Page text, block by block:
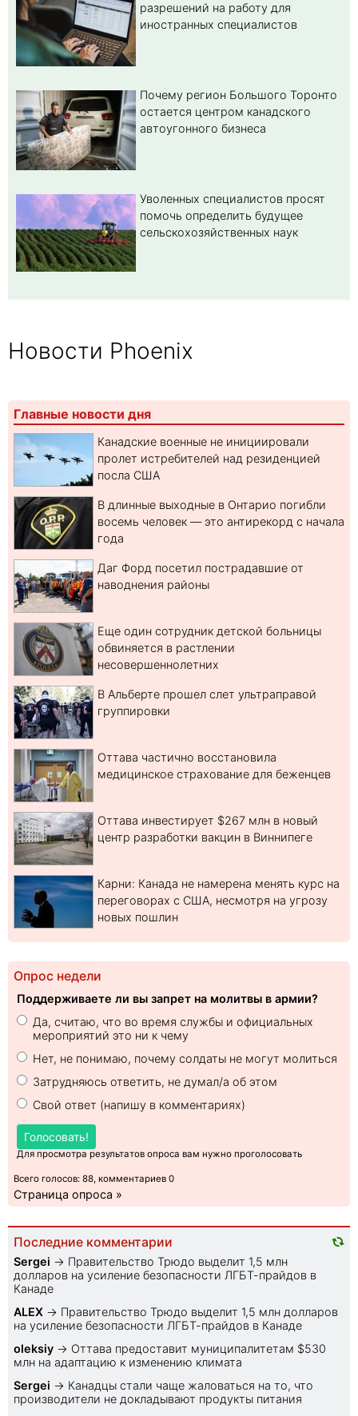
разрешений на работу для
иностранных специалистов
Почему регион Большого Торонто
остается центром канадского
автоугонного бизнеса
Уволенных специалистов просят
помочь определить будущее
сельскохозяйственных наук
Новости Phoenix
Главные новости дня
Канадские военные не инициировали
пролет истребителей над резиденцией
посла США
В длинные выходные в Онтарио погибли
восемь человек — это антирекорд с начала
года
Даг Форд посетил пострадавшие от
наводнения районы
Еще один сотрудник детской больницы
обвиняется в растлении
несовершеннолетних
В Альберте прошел слет ультраправой
группировки
Оттава частично восстановила
медицинское страхование для беженцев
Оттава инвестирует $267 млн в новый
центр разработки вакцин в Виннипеге
Карни: Канада не намерена менять курс на
переговорах с США, несмотря на угрозу
новых пошлин
Опрос недели
Поддерживаете ли вы запрет на молитвы в армии?
Да, считаю, что во время службы и официальных
мероприятий это ни к чему
Нет, не понимаю, почему солдаты не могут молиться
Затрудняюсь ответить, не думал/а об этом
Свой ответ (напишу в комментариях)
Голосовать!
Для просмотра результатов опроса вам нужно проголосовать
Всего голосов: 88, комментариев 0
Страница опроса »
Последние комментарии
Sеrgei → Правительство Трюдо выделит 1,5 млн
долларов на усиление безопасности ЛГБТ-прайдов в
Канаде
ALEX → Правительство Трюдо выделит 1,5 млн долларов
на усиление безопасности ЛГБТ-прайдов в Канаде
oleksiy → Оттава предоставит муниципалитетам $530
млн на адаптацию к изменению климата
Sеrgei → Канадцы стали чаще жаловаться на то, что
производители не докладывают продукты питания